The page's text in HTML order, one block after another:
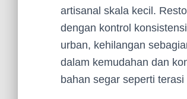
artisanal skala kecil.
dengan kontrol
urban, kehilangan
dalam kemudahan dan
bahan segar seperti